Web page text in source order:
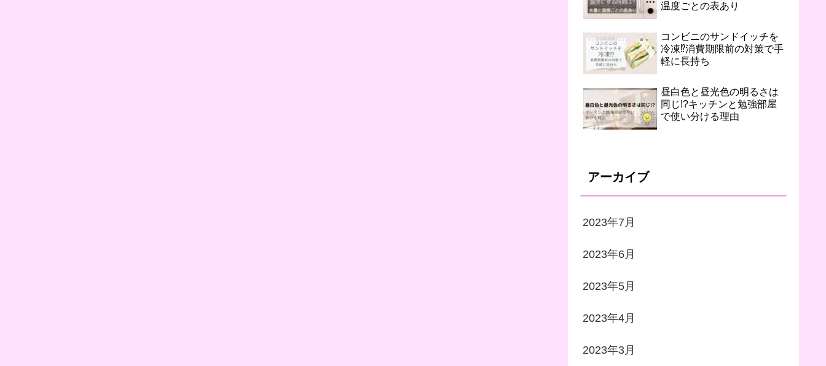
温度ごとの表あり
コンビニのサンドイッチを
冷凍⁉︎消費期限前の対策で手
軽に長持ち
昼白色と昼光色の明るさは
同じ!?キッチンと勉強部屋
で使い分ける理由
アーカイブ
2023年7月
2023年6月
2023年5月
2023年4月
2023年3月